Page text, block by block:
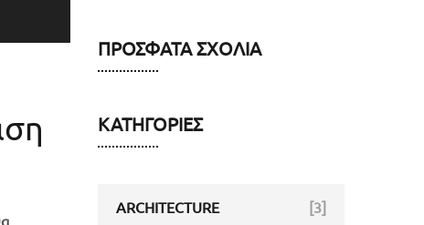
ΠΡΌΣΦΑΤΑ ΣΧΌΛΙΑ
ΚΑΤΗΓΟΡΊΕΣ
ARCHITECTURE [3]